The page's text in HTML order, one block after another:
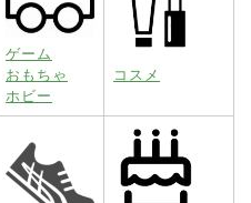
ゲーム
おもちゃ
ホビー
コスメ